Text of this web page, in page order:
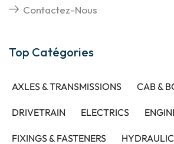
Contactez-Nous
Top Catégories
AXLES & TRANSMISSIONS CAB &
DRIVETRAIN ELECTRICS
FIXINGS & FASTENERS